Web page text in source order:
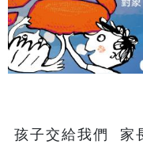
孩子交給我們  家